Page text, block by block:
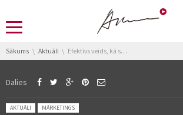
You are here:
Sākums Aktuāli Efektīvs veids, kā sasniegt mērķauditoriju – integrētā mārketinga komunikācija
Dalies
Posted in:
AKTUĀLI MĀRKETINGS